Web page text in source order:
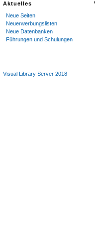
Aktuelles
Neue Seiten
Neuerwerbungslisten
Neue Datenbanken
Führungen und Schulungen
Visual Library Server 2018